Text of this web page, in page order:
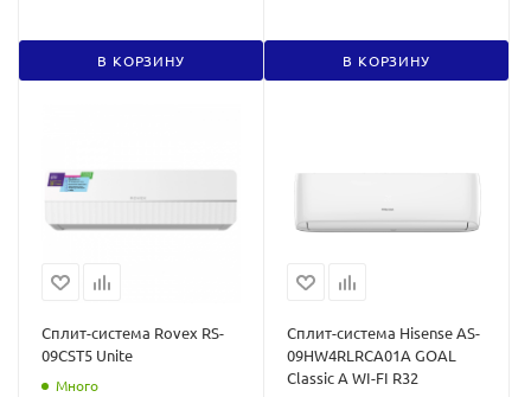
В КОРЗИНУ В КОРЗИНУ
Сплит-система Rovex RS-
09CST5 Unite
Много
Сплит-система Hisense AS-
09HW4RLRCA01A GOAL
Classic A WI-FI R32